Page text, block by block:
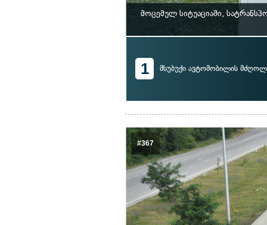
მოცემულ სიტუაციაში,
1 მსუბუქი ავტომობილის
#367